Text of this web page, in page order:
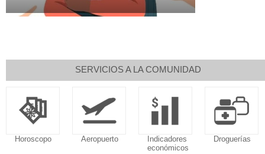
SERVICIOS A LA COMUNIDAD
Horoscopo Aeropuerto
Indicadores
económicos
Droguerías